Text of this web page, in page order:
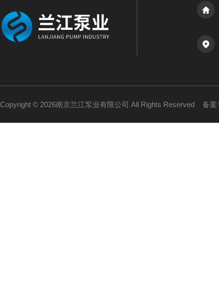
Copyright © 2026南京兰江泵业有限公司 All Rights Reserved 备案